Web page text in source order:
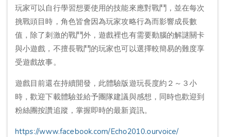
玩家可以自行學習想要使用的技能來應對戰鬥，並在每次
挑戰頭目時，角色皆會因為玩家攻略行為而影響成長數
值，除了刺激的戰鬥外，遊戲裡也有需要動腦的解謎關卡
與小遊戲，不擅長戰鬥的玩家也可以選擇較簡易的難度享
受遊戲故事。
遊戲目前還在持續開發，此體驗版遊玩長度約２～３小
時，歡迎下載體驗並給予團隊建議與感想，同時也歡迎到
粉絲團按讚追蹤，掌握即時的最新資訊。
https://www.facebook.com/Echo2010.ourvoice/